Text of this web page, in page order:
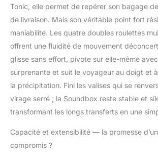
Tonic, elle permet de repérer son bagage
de livraison. Mais son véritable point fort
maniabilité. Les quatre doubles roulettes
offrent une fluidité de mouvement
glisse sans effort, pivote sur elle-même
surprenante et suit le voyageur au doigt et
la précipitation. Fini les valises qui se
virage serré ; la Soundbox reste stable et
transformant les longs transferts en une
Capacité et extensibilité — la promesse
compromis ?